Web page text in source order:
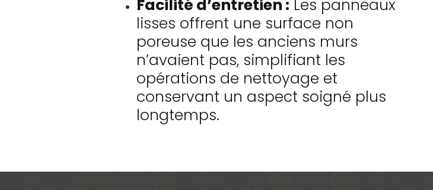
Facilité d’entretien : Les panneaux
lisses offrent une surface non
poreuse que les anciens murs
n’avaient pas, simplifiant les
opérations de nettoyage et
conservant un aspect soigné plus
longtemps.